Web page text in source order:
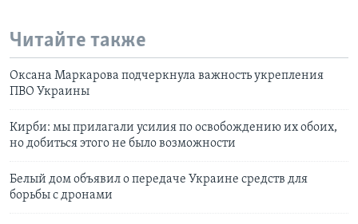
Читайте также
Оксана Маркарова подчеркнула важность укрепления
ПВО Украины
Кирби: мы прилагали усилия по освобождению их обоих,
но добиться этого не было возможности
Белый дом объявил о передаче Украине средств для
борьбы с дронами